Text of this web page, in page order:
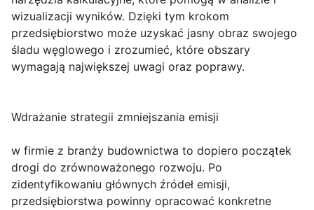
wizualizacji wyników. Dzięki tym krokom
przedsiębiorstwo może uzyskać jasny obraz swojego
śladu węglowego i zrozumieć, które obszary
wymagają największej uwagi oraz poprawy.
Wdrażanie strategii zmniejszania emisji
w firmie z branży budownictwa to dopiero początek
drogi do zrównoważonego rozwoju. Po
zidentyfikowaniu głównych źródeł emisji,
przedsiębiorstwa powinny opracować konkretne